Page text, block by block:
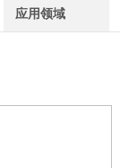
应用领域